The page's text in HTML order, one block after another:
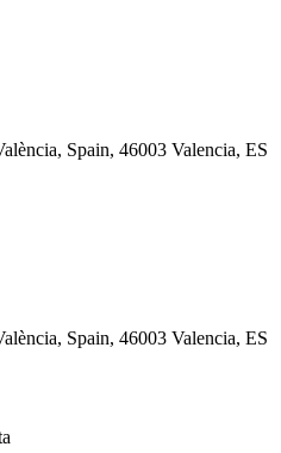
Spain, 46003 Valencia, ES
Spain, 46003 Valencia, ES